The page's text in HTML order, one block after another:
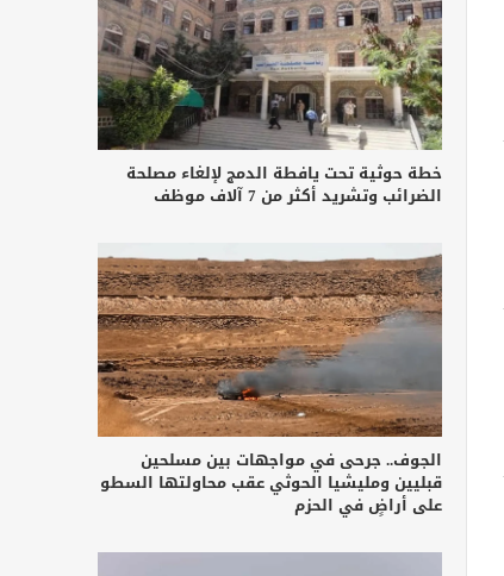
خطة حوثية تحت يافطة الدمج لإلغاء مصلحة
الضرائب وتشريد أكثر من 7 آلاف موظف
الجوف.. جرحى في مواجهات بين مسلحين
قبليين ومليشيا الحوثي عقب محاولتها السطو
على أراضٍ في الحزم